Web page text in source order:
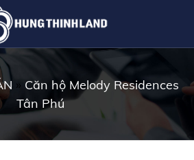
» Căn hộ Melody Residences
Tân Phú